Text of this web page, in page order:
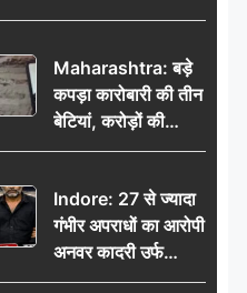
निःशुल्क स्वास्थ्य जांच
उठाया लाभ
Maharashtra: बड़े
कपड़ा कारोबारी की तीन
बेटियां, करोड़ों की
कमाई… फिर भी पिता
अंतिम दिन, 5100 रुपये
भेजकर कहा– अंतिम
संस्कार कर दीजिए हम
नहीं आ पाएंगे
Indore: 27 से ज्यादा
गंभीर अपराधों का आरोपी
अनवर कादरी उर्फ
‘डकैत’ गिरफ्तार, इंदौर